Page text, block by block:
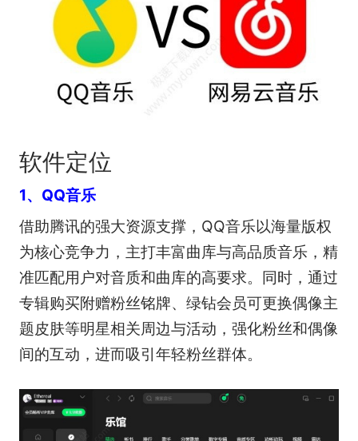
软件定位
1、QQ音乐
借助腾讯的强大资源支撑，QQ音乐以海量版权
为核心竞争力，主打丰富曲库与高品质音乐，精
准匹配用户对音质和曲库的高要求。同时，通过
专辑购买附赠粉丝铭牌、绿钻会员可更换偶像主
题皮肤等明星相关周边与活动，强化粉丝和偶像
间的互动，进而吸引年轻粉丝群体。